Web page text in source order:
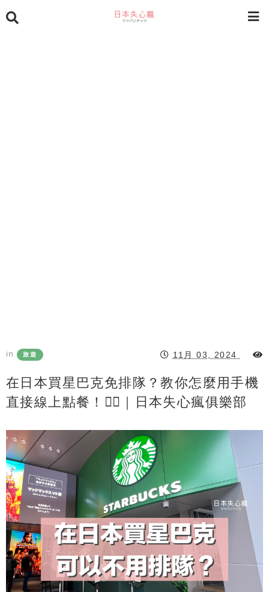
in 旅遊 11月 03, 2024
在日本買星巴克免排隊？教你怎麼用手機
直接線上點餐！👌🏻｜日本失心瘋俱樂部